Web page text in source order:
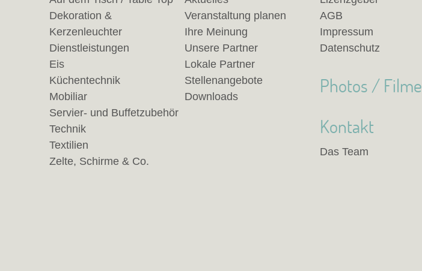
Dekoration &
Kerzenleuchter
Dienstleistungen
Eis
Küchentechnik
Mobiliar
Servier- und Buffetzubehör
Technik
Textilien
Zelte, Schirme & Co.
Veranstaltung planen
Ihre Meinung
Unsere Partner
Lokale Partner
Stellenangebote
Downloads
AGB
Impressum
Datenschutz
Photos / Filme
Kontakt
Das Team